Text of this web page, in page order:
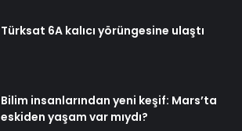
Türksat 6A kalıcı yörüngesine ulaştı
Bilim insanlarından yeni keşif: Mars’ta
eskiden yaşam var mıydı?